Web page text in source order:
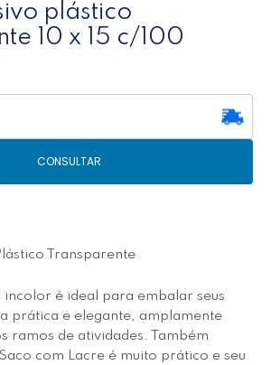
plástico
10 x 15 c/100
CONSULTAR
Transparente
incolor é ideal para embalar seus
prática e elegante, amplamente
ramos de atividades. Também
com Lacre é muito prático e seu